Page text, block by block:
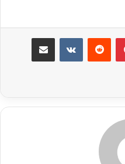
بينتيريست